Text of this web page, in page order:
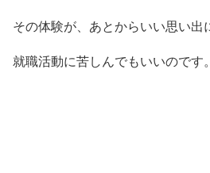
その体験が、あとからいい思い出
就職活動に苦しんでもいいのです。